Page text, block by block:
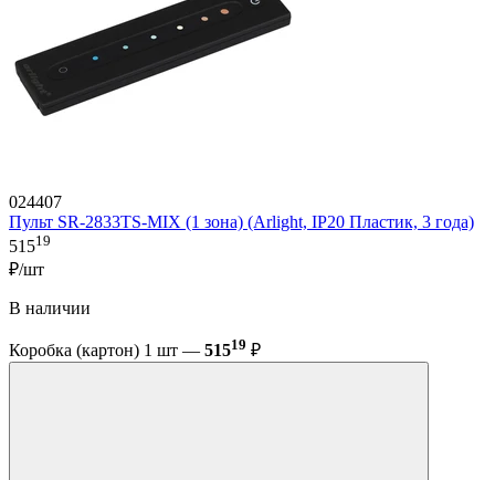
024407
Пульт SR-2833TS-MIX (1 зона) (Arlight, IP20 Пластик, 3 года)
51519
₽/шт
В наличии
Коробка (картон) 1 шт — 51519 ₽